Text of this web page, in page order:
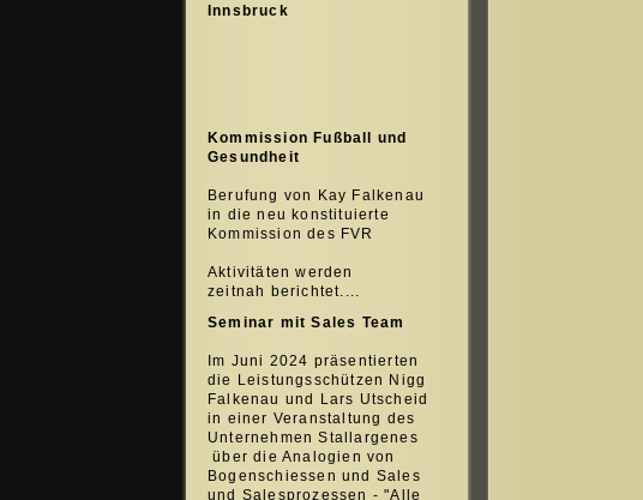
Innsbruck
Kommission Fußball und
Gesundheit
Berufung von Kay Falkenau
in die neu konstituierte
Kommission des FVR
Aktivitäten werden
zeitnah berichtet....
Seminar mit Sales Team
Im Juni 2024 präsentierten
die Leistungsschützen Nigg
Falkenau und Lars Utscheid
in einer Veranstaltung des
Unternehmen Stallargenes
über die Analogien von
Bogenschiessen und Sales
und Salesprozessen - "Alle